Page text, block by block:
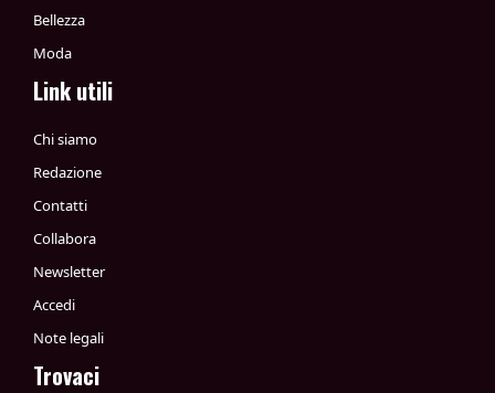
Bellezza
Moda
Link utili
Chi siamo
Redazione
Contatti
Collabora
Newsletter
Accedi
Note legali
Trovaci